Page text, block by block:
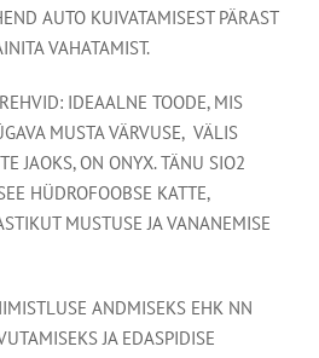
AUTO KUIVATAMISEST PÄRAST
VAHATAMIST.
IDEAALNE TOODE, MIS
MUSTA VÄRVUSE, VÄLIS
JAOKS, ON ONYX. TÄNU SIO2
HÜDROFOOBSE KATTE,
MUSTUSE JA VANANEMISE
ANDMISEKS EHK NN
JA EDASPIDISE